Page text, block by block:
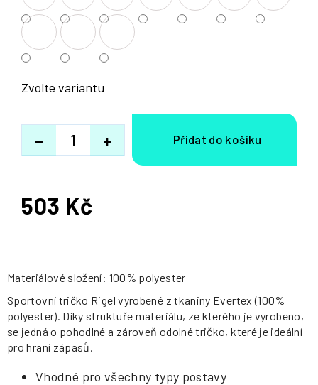
Zvolte variantu
+
−
503 Kč
Měrná
Materiálové složení: 100% polyester
Sportovní tričko Rigel vyrobené z tkaniny Evertex (100%
polyester). Díky struktuře materiálu, ze kterého je vyrobeno,
se jedná o pohodlné a zároveň odolné tričko, které je ideální
pro hraní zápasů.
Vhodné pro všechny typy postavy